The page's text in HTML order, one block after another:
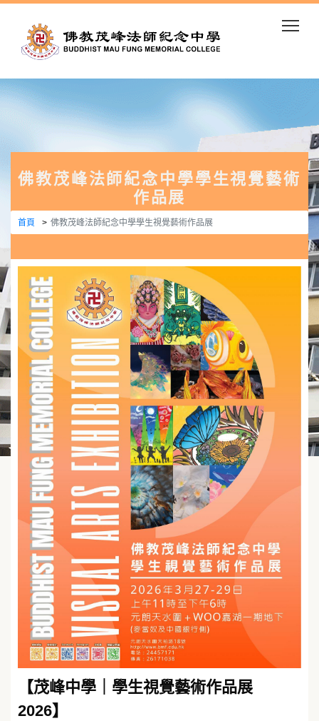
佛教茂峰法師紀念中學學生視覺藝術
作品展
首頁 佛教茂峰法師紀念中學學生視覺藝術作品展
【茂峰中學｜學生視覺藝術作品展
2026】